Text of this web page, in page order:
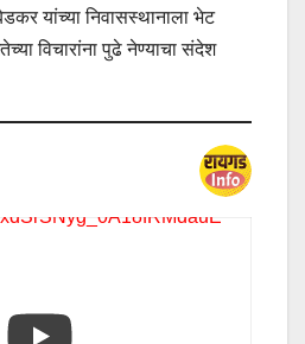
यांच्या निवासस्थानाला भेट
विचारांना पुढे नेण्याचा संदेश